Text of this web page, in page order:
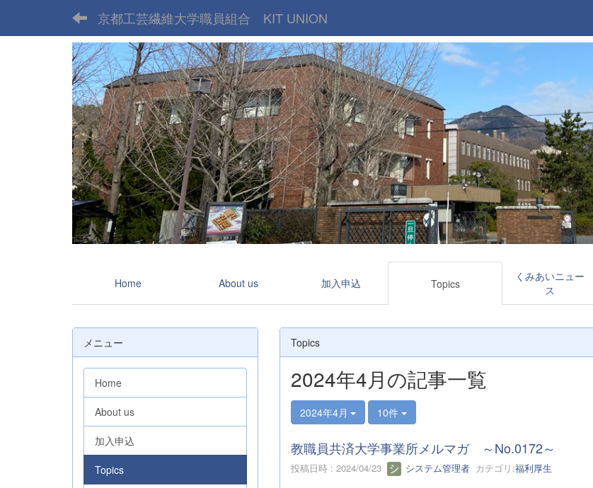
京都工芸繊維大学職員組合 KIT UNION
Home About us 加入申込 Topics
くみあいニュー
ス
Topics
2024年4月の記事一覧
2024年4月 10件
教職員共済大学事業所メルマガ ～No.0172～
投稿日時 : 2024/04/23 システム管理者カテゴリ:福利厚生
メニュー
Home
About us
加入申込
Topics